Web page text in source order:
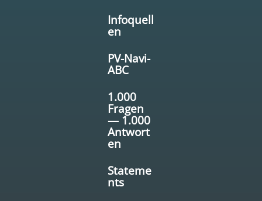
Infoquell
en
PV-Navi-
ABC
1.000
Fragen
— 1.000
Antwort
en
Stateme
nts